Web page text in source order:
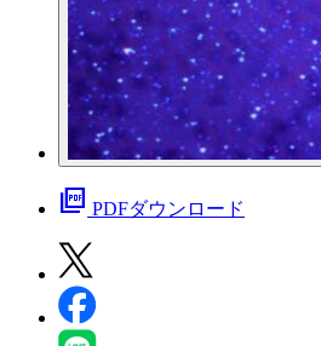
picture_as_pdf PDFダウンロード